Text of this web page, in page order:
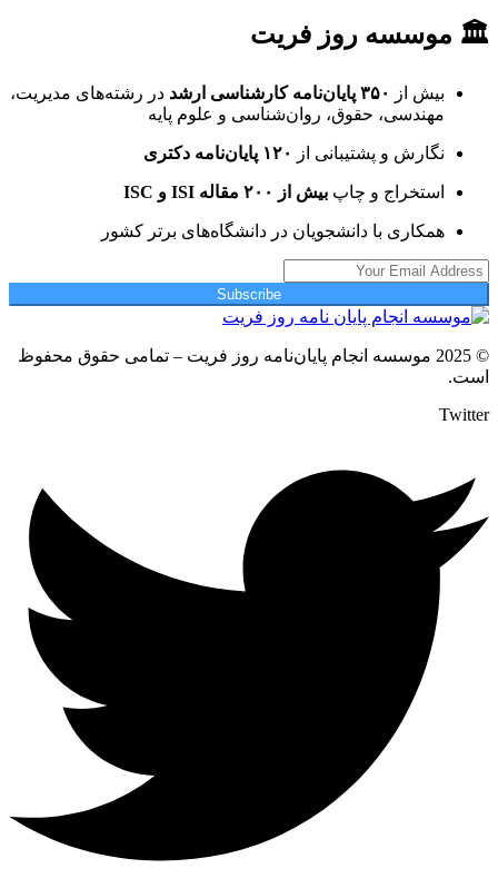
🏛 موسسه روز فریت
بیش از ۳۵۰ پایان‌نامه کارشناسی ارشد
در رشته‌های مدیریت،
مهندسی، حقوق، روان‌شناسی و علوم پایه
نگارش و پشتیبانی از ۱۲۰ پایان‌نامه دکتری
استخراج و چاپ بیش از ۲۰۰ مقاله ISI و ISC
همکاری با دانشجویان در دانشگاه‌های برتر کشور
Subscribe
© 2025 موسسه انجام پایان‌نامه روز فریت – تمامی حقوق محفوظ
است.
Twitter